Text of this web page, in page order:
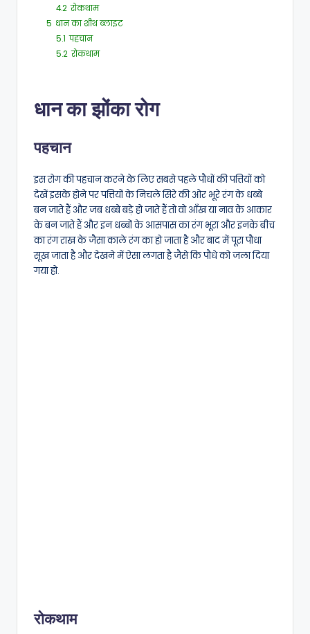
4.2 रोकथाम
5 धान का शीथ ब्लाइट
5.1 पहचान
5.2 रोकथाम
धान का झोंका रोग
पहचान
इस रोग की पहचान करने के लिए सबसे पहले पौधों की पत्तियों को
देखें इसके होने पर पत्तियों के निचले सिरे की ओर भूरे रंग के धब्बे
बन जाते हैं और जब धब्बे बड़े हो जाते हैं तो वो आँख या नाव के आकार
के बन जाते हैं और इन धब्बों के आसपास का रंग भूरा और इनके बीच
का रंग राख के जैसा काले रंग का हो जाता है और बाद में पूरा पौधा
सूख जाता है और देखने में ऐसा लगता है जैसे कि पौधे को जला दिया
गया हो.
रोकथाम